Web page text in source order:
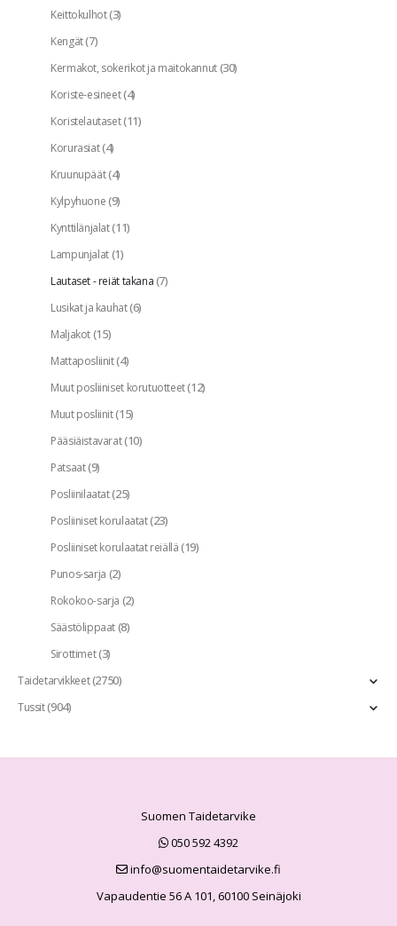
Keittokulhot(3)
Kengät(7)
Kermakot, sokerikot ja maitokannut(30)
Koriste-esineet(4)
Koristelautaset(11)
Korurasiat(4)
Kruunupäät(4)
Kylpyhuone(9)
Kynttilänjalat(11)
Lampunjalat(1)
Lautaset - reiät takana(7)
Lusikat ja kauhat(6)
Maljakot(15)
Mattaposliinit(4)
Muut posliiniset korutuotteet(12)
Muut posliinit(15)
Pääsiäistavarat(10)
Patsaat(9)
Posliinilaatat(25)
Posliiniset korulaatat(23)
Posliiniset korulaatat reiällä(19)
Punos-sarja (2)
Rokokoo-sarja (2)
Säästölippaat(8)
Sirottimet(3)
Taidetarvikkeet(2750)
Tussit(904)
Suomen Taidetarvike
050 592 4392
info@suomentaidetarvike.fi
Vapaudentie 56 A 101, 60100 Seinäjoki